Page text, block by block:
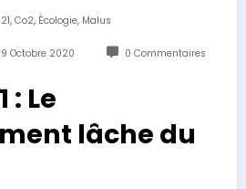
, Co2, Écologie, Malus
Octobre 2020 0 Commentaires
: Le
lâche du